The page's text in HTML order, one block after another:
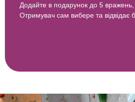
Додайте в подарунок до 5
Отримувач сам вибере та відвідає